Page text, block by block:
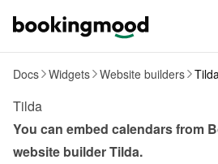
Docs Widgets Website builders
Tilda
You can embed calendars from
website builder Tilda.